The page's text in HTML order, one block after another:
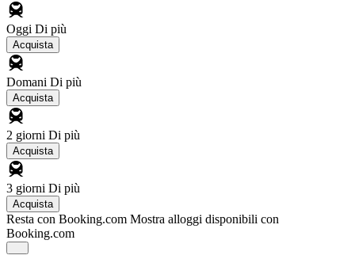
Oggi Di più
Acquista
Domani Di più
Acquista
2 giorni Di più
Acquista
3 giorni Di più
Acquista
Resta con Booking.com Mostra alloggi disponibili con
Booking.com